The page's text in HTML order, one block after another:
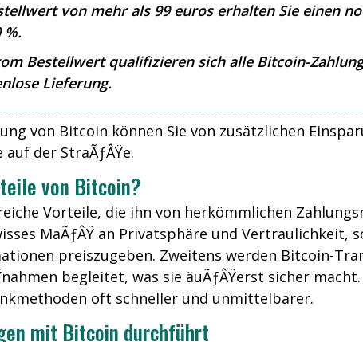
von mehr als 99 euros erhalten Sie einen
%.
Bestellwert qualifizieren sich alle Bitcoin-
Lieferung.
von Bitcoin können Sie von zusätzlichen
der StraÃƒÂŸe.
von Bitcoin?
Vorteile, die ihn von herkömmlichen
MaÃƒÂŸ an Privatsphäre und
preiszugeben. Zweitens werden Bitcoin-
begleitet, was sie äuÃƒÂŸerst sicher
oft schneller und unmittelbarer.
mit Bitcoin durchführt